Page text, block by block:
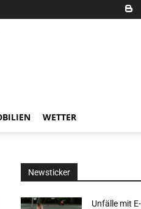
WETTER
Newsticker
Unfälle mit